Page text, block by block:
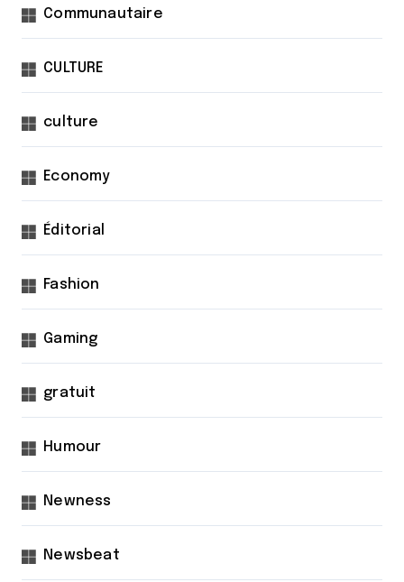
Communautaire
CULTURE
culture
Economy
Éditorial
Fashion
Gaming
gratuit
Humour
Newness
Newsbeat